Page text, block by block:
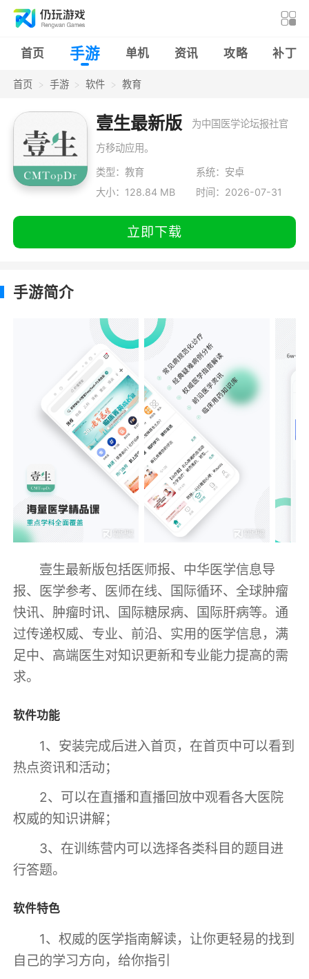
首页 手游 单机 资讯 攻略 补丁
首页 手游 软件 教育
壹生最新版 为中国医学论坛报社官
方移动应用。
类型：教育
系统：安卓
大小：128.84 MB
时间：2026-07-31
立即下载
手游简介
壹生最新版包括医师报、中华医学信息导
报、医学参考、医师在线、国际循环、全球肿瘤
快讯、肿瘤时讯、国际糖尿病、国际肝病等。通
过传递权威、专业、前沿、实用的医学信息，满
足中、高端医生对知识更新和专业能力提高的需
求。
软件功能
1、安装完成后进入首页，在首页中可以看到
热点资讯和活动；
2、可以在直播和直播回放中观看各大医院
权威的知识讲解；
3、在训练营内可以选择各类科目的题目进
行答题。
软件特色
1、权威的医学指南解读，让你更轻易的找到
自己的学习方向，给你指引